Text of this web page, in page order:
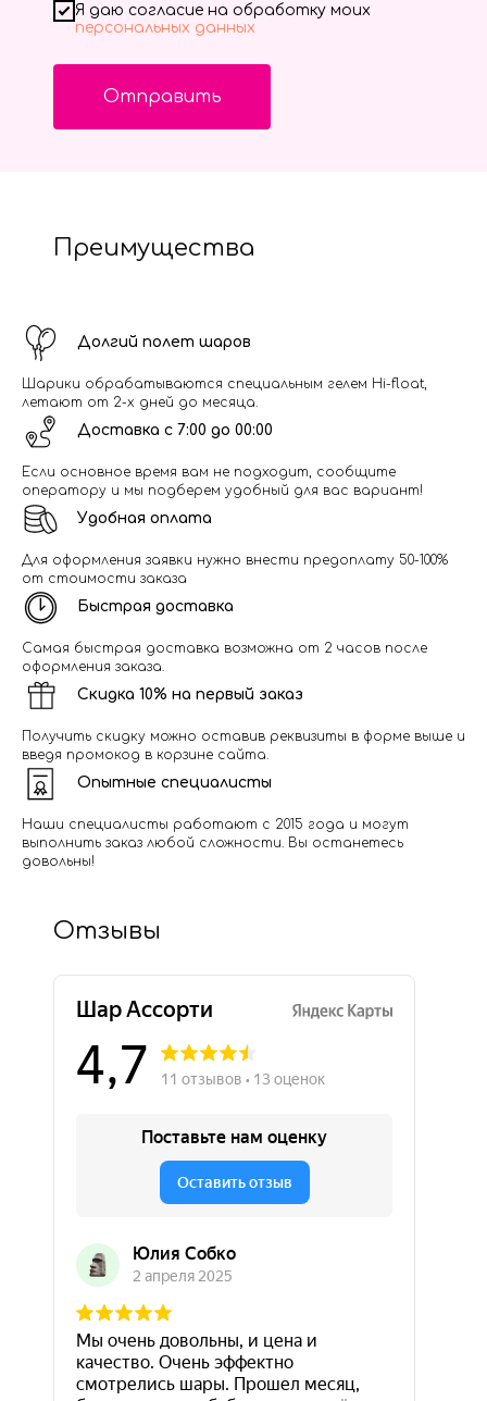
Я даю согласие на обработку моих
персональных данных
Отправить
Преимущества
Долгий полет шаров
Шарики обрабатываются специальным гелем Hi-float,
летают от 2-х дней до месяца.
Доставка с 7:00 до 00:00
Если основное время вам не подходит, сообщите
оператору и мы подберем удобный для вас вариант!
Удобная оплата
Для оформления заявки нужно внести предоплату 50-100%
от стоимости заказа
Быстрая доставка
Самая быстрая доставка возможна от 2 часов после
оформления заказа.
Скидка 10% на первый заказ
Получить скидку можно оставив реквизиты в форме выше и
введя промокод в корзине сайта.
Опытные специалисты
Наши специалисты работают с 2015 года и могут
выполнить заказ любой сложности. Вы останетесь
довольны!
Отзывы